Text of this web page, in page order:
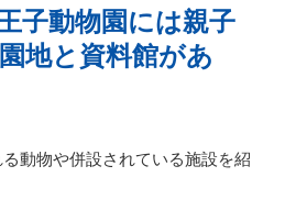
子動物園には親子
地と資料館があ
動物や併設されている施設を紹